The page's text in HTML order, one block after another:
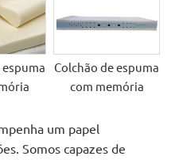
espuma
Colchão de espuma
com memória
um papel
Somos capazes de